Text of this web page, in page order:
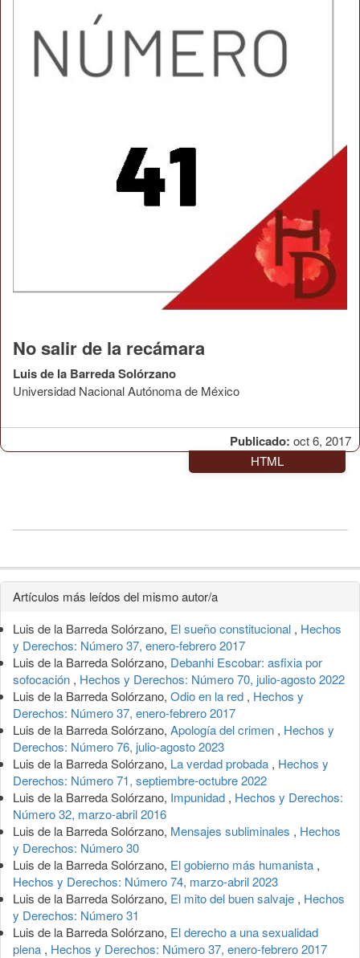
Publicado: oct 6, 2017
No salir de la recámara
Luis de la Barreda Solórzano
Universidad Nacional Autónoma de México
HTML
Detalles
del
artículo
Artículos más leídos del mismo autor/a
Luis de la Barreda Solórzano, El sueño constitucional , Hechos
y Derechos: Número 37, enero-febrero 2017
Luis de la Barreda Solórzano, Debanhi Escobar: asfixia por
sofocación , Hechos y Derechos: Número 70, julio-agosto 2022
Luis de la Barreda Solórzano, Odio en la red , Hechos y
Derechos: Número 37, enero-febrero 2017
Luis de la Barreda Solórzano, Apología del crimen , Hechos y
Derechos: Número 76, julio-agosto 2023
Luis de la Barreda Solórzano, La verdad probada , Hechos y
Derechos: Número 71, septiembre-octubre 2022
Luis de la Barreda Solórzano, Impunidad , Hechos y Derechos:
Número 32, marzo-abril 2016
Luis de la Barreda Solórzano, Mensajes subliminales , Hechos
y Derechos: Número 30
Luis de la Barreda Solórzano, El gobierno más humanista ,
Hechos y Derechos: Número 74, marzo-abril 2023
Luis de la Barreda Solórzano, El mito del buen salvaje , Hechos
y Derechos: Número 31
Luis de la Barreda Solórzano, El derecho a una sexualidad
plena , Hechos y Derechos: Número 37, enero-febrero 2017